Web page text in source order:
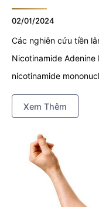
02/01/2024
Các nghiên cứu tiền
Nicotinamide
nicotinamide
làm giảm các rối loạn
của con người về
nicotinamide
tăng nồng độ NAD +
năng sinh lý ở những
Xem Thêm